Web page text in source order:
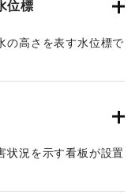
どの緊急的な河川整
の皆様、地域の皆
景や自然の中で、
域の安全・安心、水
り願い、ここに銘記
位標
の高さを表す水位標で
いる。
状況を示す看板が設置